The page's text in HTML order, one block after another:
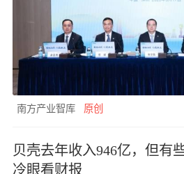
南方产业智库 原创
贝壳去年收入946亿，但有
冷眼看财报